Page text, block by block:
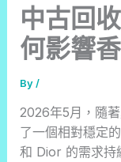
中古回
何影響
By/
2026年5月，隨
了一個相對穩定
和 Dior 的需求持